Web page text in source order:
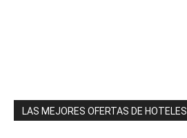
LAS MEJORES OFERTAS DE HOTELES